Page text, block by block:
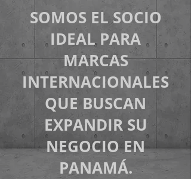
SOMOS EL SOCIO
IDEAL PARA
MARCAS
INTERNACIONALES
QUE BUSCAN
EXPANDIR SU
NEGOCIO EN
PANAMÁ.